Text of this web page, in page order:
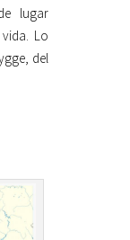
lugar
Lo
del